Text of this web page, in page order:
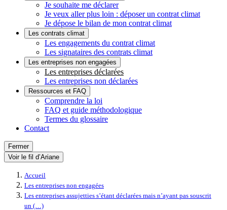
Je souhaite me déclarer
Je veux aller plus loin : déposer un contrat climat
Je dépose le bilan de mon contrat climat
Les contrats climat
Les engagements du contrat climat
Les signataires des contrats climat
Les entreprises non engagées
Les entreprises déclarées
Les entreprises non déclarées
Ressources et FAQ
Comprendre la loi
FAQ et guide méthodologique
Termes du glossaire
Contact
Fermer
Voir le fil d’Ariane
Accueil
Les entreprises non engagées
Les entreprises assujetties s’étant déclarées mais n’ayant pas souscrit
un (…)